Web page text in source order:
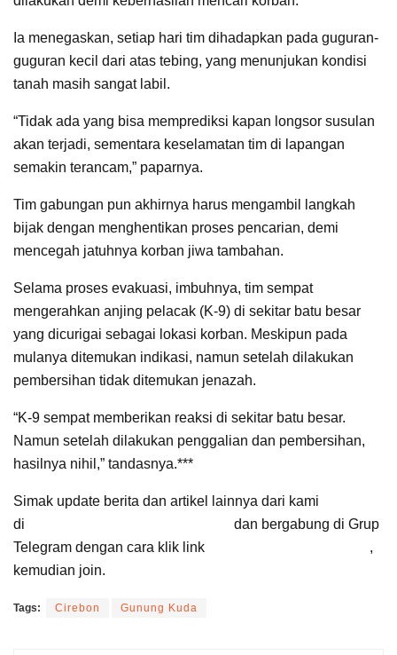
Ia menegaskan, setiap hari tim dihadapkan pada guguran-
guguran kecil dari atas tebing, yang menunjukan kondisi
tanah masih sangat labil.
“Tidak ada yang bisa memprediksi kapan longsor susulan
akan terjadi, sementara keselamatan tim di lapangan
semakin terancam,” paparnya.
Tim gabungan pun akhirnya harus mengambil langkah
bijak dengan menghentikan proses pencarian, demi
mencegah jatuhnya korban jiwa tambahan.
Selama proses evakuasi, imbuhnya, tim sempat
mengerahkan anjing pelacak (K-9) di sekitar batu besar
yang dicurigai sebagai lokasi korban. Meskipun pada
mulanya ditemukan indikasi, namun setelah dilakukan
pembersihan tidak ditemukan jenazah.
“K-9 sempat memberikan reaksi di sekitar batu besar.
Namun setelah dilakukan penggalian dan pembersihan,
hasilnya nihil,” tandasnya.***
Simak update berita dan artikel lainnya dari kami
di
dan bergabung di Grup
Telegram dengan cara klik link
,
kemudian join.
Tags: Cirebon Gunung Kuda